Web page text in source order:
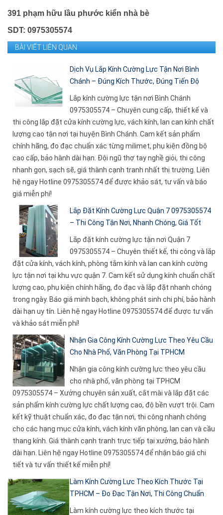
391 phạm hữu lầu phước kiển nhà bè
SDT: 0975305574
BÀI VIẾT LIÊN QUAN
Dịch Vụ Lắp Kính Cường Lực Tận Nơi Bình
Chánh – Đúng Kích Thước, Đúng Tiến Độ
Lắp kính cường lực tận nơi Bình Chánh
0975305574 – Chuyên cung cấp, thiết kế và
thi công lắp đặt cửa kính cường lực, vách kính, lan can kính chất
lượng cao tận nơi tại huyện Bình Chánh. Cam kết sản phẩm
chính hãng, đo đạc chuẩn xác từng milimet, phụ kiện đồng bộ
cao cấp, bảo hành dài hạn. Đội ngũ thợ tay nghề giỏi, thi công
nhanh gọn, sạch sẽ, giá thành cạnh tranh nhất thị trường. Liên
hệ ngay Hotline 0975305574 để được khảo sát, tư vấn và báo
giá miễn phí!
Lắp Đặt Kính Cường Lực Quận 7 0975305574
– Thi Công Tận Nơi, Nhanh Chóng, Giá Tốt
Lắp đặt kính cường lực tận nơi Quận 7
0975305574 – Chuyên thiết kế, thi công và lắp
đặt cửa kính, vách kính, phòng tắm kính và lan can kính cường
lực tận nơi tại khu vực quận 7. Cam kết sử dụng kính chuẩn chất
lượng cao, phụ kiện chính hãng, đo đạc và lắp đặt nhanh chóng
trong ngày. Báo giá minh bạch, không phát sinh chi phí, bảo hành
dài hạn uy tín. Liên hệ ngay Hotline 0975305574 để được tư vấn
và khảo sát miễn phí!
Nhận Gia Công Kính Cường Lực Theo Yêu Cầu
Cho Nhà Phố, Văn Phòng Tại TPHCM
Nhận gia công kính cường lực theo yêu cầu
cho nhà phố, văn phòng tại TPHCM
0975305574 – Xưởng chuyên sản xuất, cắt mài và lắp đặt các
sản phẩm kính cường lực chất lượng cao, độ bền vượt trội. Cam
kết kỹ thuật chuẩn xác, đo đạc tận nơi, thi công nhanh chóng
cho các hạng mục cửa kính, vách kính văn phòng, lan can và cầu
thang kính. Giá thành cạnh tranh trực tiếp tại xưởng, bảo hành
dài hạn. Liên hệ ngay Hotline 0975305574 để nhận báo giá chi
tiết và tư vấn thiết kế miễn phí!
Làm Kính Cường Lực Theo Kích Thước Tại
TPHCM – Đo Đạc Tận Nơi, Thi Công Chuẩn
Làm kính cường lực theo kích thước tại